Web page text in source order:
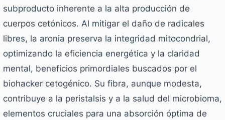
subproducto inherente a la alta producción de
cuerpos cetónicos. Al mitigar el daño de radicales
libres, la aronia preserva la integridad mitocondrial,
optimizando la eficiencia energética y la claridad
mental, beneficios primordiales buscados por el
biohacker cetogénico. Su fibra, aunque modesta,
contribuye a la peristalsis y a la salud del microbioma,
elementos cruciales para una absorción óptima de